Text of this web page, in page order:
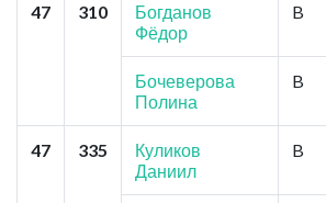
47 310
Богданов
Фёдор
B
Бочеверова
Полина
B
47 335
Куликов
Даниил
B